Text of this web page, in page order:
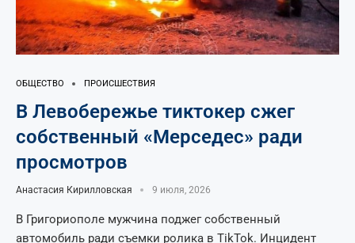
ОБЩЕСТВО ПРОИСШЕСТВИЯ
В Левобережье тиктокер сжег
собственный «Мерседес» ради
просмотров
Анастасия Кирилловская 9 июля, 2026
В Григориополе мужчина поджег собственный
автомобиль ради съемки ролика в TikTok. Инцидент